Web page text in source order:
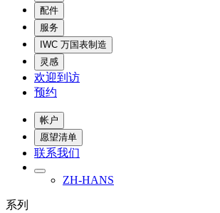
配件
服务
IWC 万国表制造
灵感
欢迎到访
预约
帐户
愿望清单
联系我们
ZH-HANS
系列